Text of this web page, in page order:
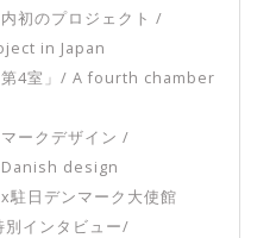
初のプロジェクト /
in Japan
第4室」/ A fourth chamber
ークデザイン /
design
駐日デンマーク大使館
インタビュー/